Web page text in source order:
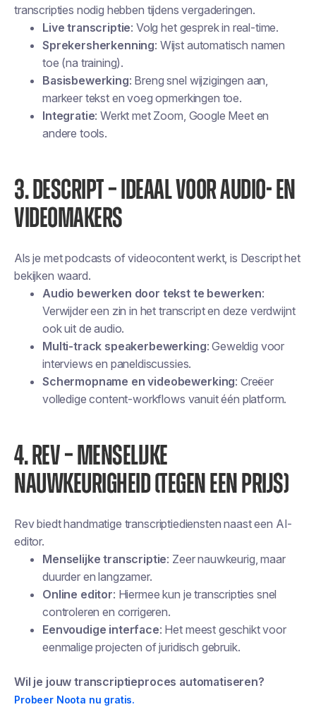
transcripties nodig hebben tijdens vergaderingen.
Live transcriptie: Volg het gesprek in real-time.
Sprekersherkenning: Wijst automatisch namen
toe (na training).
Basisbewerking: Breng snel wijzigingen aan,
markeer tekst en voeg opmerkingen toe.
Integratie: Werkt met Zoom, Google Meet en
andere tools.
3. DESCRIPT – IDEAAL VOOR AUDIO- EN
VIDEOMAKERS
Als je met podcasts of videocontent werkt, is Descript het
bekijken waard.
Audio bewerken door tekst te bewerken:
Verwijder een zin in het transcript en deze verdwijnt
ook uit de audio.
Multi-track speakerbewerking: Geweldig voor
interviews en paneldiscussies.
Schermopname en videobewerking: Creëer
volledige content-workflows vanuit één platform.
4. REV – MENSELIJKE
NAUWKEURIGHEID (TEGEN EEN PRIJS)
Rev biedt handmatige transcriptiediensten naast een AI-
editor.
Menselijke transcriptie: Zeer nauwkeurig, maar
duurder en langzamer.
Online editor: Hiermee kun je transcripties snel
controleren en corrigeren.
Eenvoudige interface: Het meest geschikt voor
eenmalige projecten of juridisch gebruik.
Wil je jouw transcriptieproces automatiseren?
Probeer Noota nu gratis.